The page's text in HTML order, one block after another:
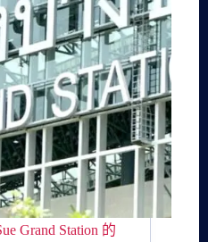
Grand Station 的